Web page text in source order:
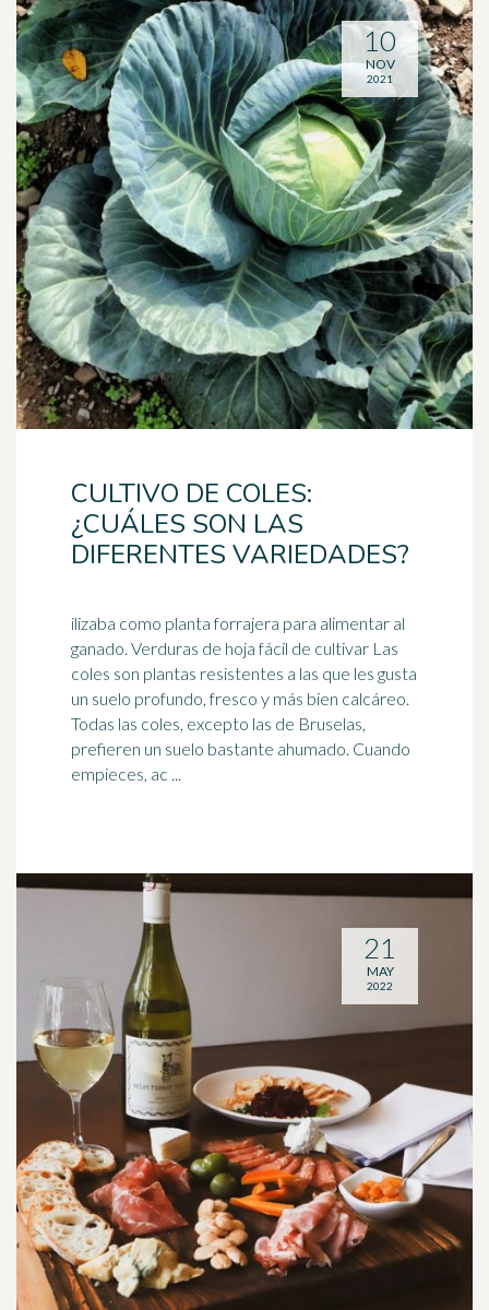
CULTIVO DE COLES:
¿CUÁLES SON LAS
DIFERENTES VARIEDADES?
ilizaba como planta forrajera para alimentar al
ganado. Verduras de hoja fácil de cultivar Las
coles son plantas resistentes a las que les gusta
un suelo profundo,fresco y más bien calcáreo.
Todas las coles, excepto las de Bruselas,
prefieren un suelo bastante ahumado. Cuando
empieces, ac ...
10
NOV
2021
21
MAY
2022